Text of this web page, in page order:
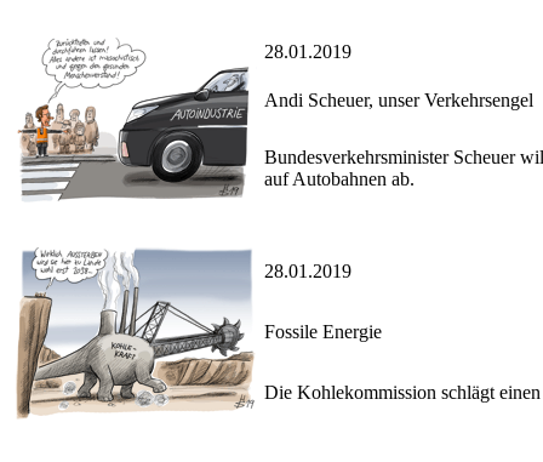
28.01.2019
Andi Scheuer, unser Verkehrsengel
Bundesverkehrsminister Scheuer
auf Autobahnen ab.
28.01.2019
Fossile Energie
Die Kohlekommission schlägt